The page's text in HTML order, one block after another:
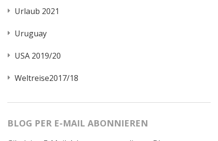
Urlaub 2021
Uruguay
USA 2019/20
Weltreise2017/18
BLOG PER E-MAIL ABONNIEREN